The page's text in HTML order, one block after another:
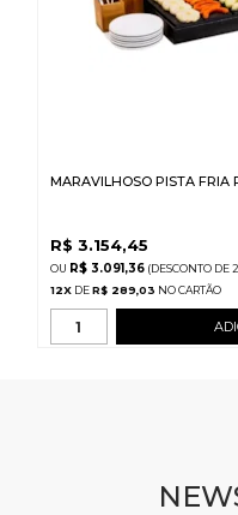
MARAVILHOSO PISTA FRIA
R$ 3.154,45
R$ 3.091,36 (DESCONTO DE
12X DE R$ 289,03